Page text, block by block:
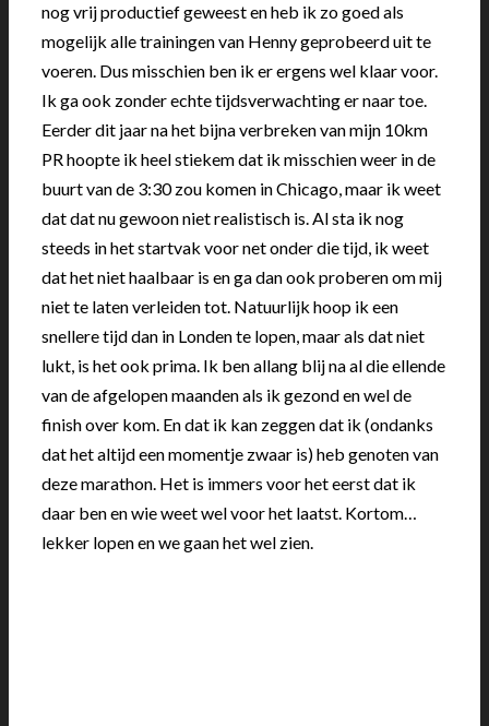
nog vrij productief geweest en heb ik zo goed als
mogelijk alle trainingen van Henny geprobeerd uit te
voeren. Dus misschien ben ik er ergens wel klaar voor.
Ik ga ook zonder echte tijdsverwachting er naar toe.
Eerder dit jaar na het bijna verbreken van mijn 10km
PR hoopte ik heel stiekem dat ik misschien weer in de
buurt van de 3:30 zou komen in Chicago, maar ik weet
dat dat nu gewoon niet realistisch is. Al sta ik nog
steeds in het startvak voor net onder die tijd, ik weet
dat het niet haalbaar is en ga dan ook proberen om mij
niet te laten verleiden tot. Natuurlijk hoop ik een
snellere tijd dan in Londen te lopen, maar als dat niet
lukt, is het ook prima. Ik ben allang blij na al die ellende
van de afgelopen maanden als ik gezond en wel de
finish over kom. En dat ik kan zeggen dat ik (ondanks
dat het altijd een momentje zwaar is) heb genoten van
deze marathon. Het is immers voor het eerst dat ik
daar ben en wie weet wel voor het laatst. Kortom…
lekker lopen en we gaan het wel zien.